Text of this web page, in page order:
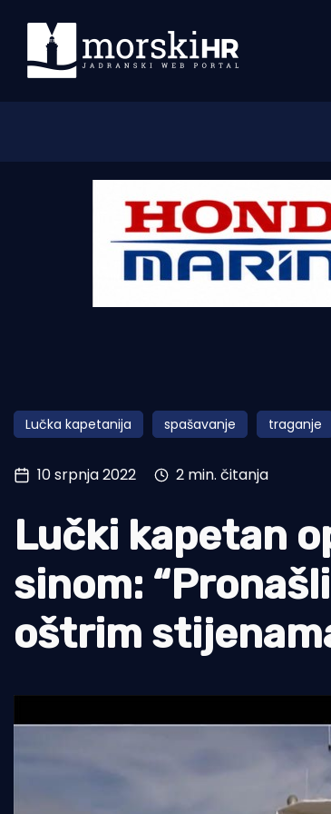
Morski plus
Pomorstvo
Ribolov
Tradicija i kultura
Lučka kapetanija spašavanje traganje
10 srpnja 2022 2 min. čitanja
Lučki kapetan
sinom:
oštrim